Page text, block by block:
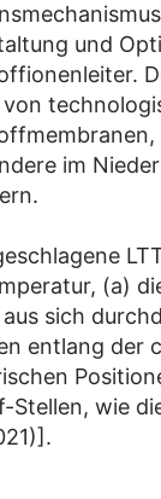
und
von
im
(a)
sich
entlang der
Stellen, wie